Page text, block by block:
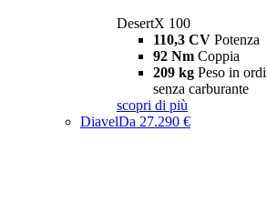
DesertX 100
110,3 CV Potenza
92 Nm Coppia
209 kg Peso in
senza carburante
scopri di più
DiavelDa 27.290 €